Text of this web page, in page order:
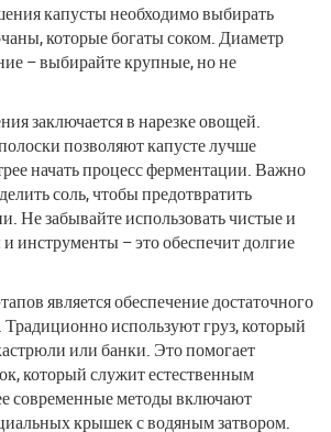
капусты необходимо выбирать
которые богаты соком. Диаметр
– выбирайте крупные, но не
заключается в нарезке овощей.
позволяют капусте лучше
начать процесс ферментации. Важно
соль, чтобы предотвратить
Не забывайте использовать чистые и
инструменты – это обеспечит долгие
является обеспечение достаточного
используют груз, который
или банки. Это помогает
который служит естественным
современные методы включают
крышек с водяным затвором.